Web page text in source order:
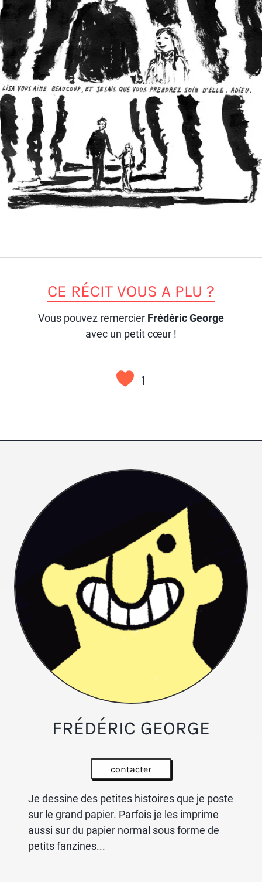
CE RÉCIT VOUS A PLU ?
Vous pouvez remercier Frédéric George
avec un petit cœur !
1
FRÉDÉRIC GEORGE
contacter
Je dessine des petites histoires que je poste
sur le grand papier. Parfois je les imprime
aussi sur du papier normal sous forme de
petits fanzines...